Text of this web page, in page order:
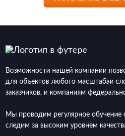
Возможности нашей компании
для объектов любого масштабаи
заказчиков, и компаниям
Мы проводим регулярное обучение
следим за высоким уровнем